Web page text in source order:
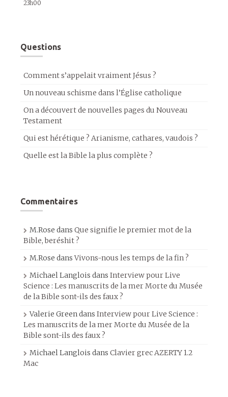
23h00
Questions
Comment s’appelait vraiment Jésus ?
Un nouveau schisme dans l’Église catholique
On a découvert de nouvelles pages du Nouveau
Testament
Qui est hérétique ? Arianisme, cathares, vaudois ?
Quelle est la Bible la plus complète ?
Commentaires
M.Rose dans Que signifie le premier mot de la
Bible, beréshit ?
M.Rose dansVivons-nous les temps de la fin ?
Michael Langlois dans Interview pour Live
Science : Les manuscrits de la mer Morte du Musée
de la Bible sont-ils des faux ?
Valerie Greendans Interview pour Live Science :
Les manuscrits de la mer Morte du Musée de la
Bible sont-ils des faux ?
Michael Langlois dans Clavier grec AZERTY 1.2
Mac